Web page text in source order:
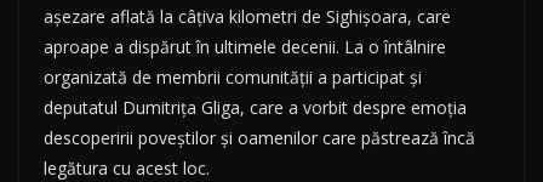
așezare aflată la câțiva kilometri de Sighișoara, care
aproape a dispărut în ultimele decenii. La o întâlnire
organizată de membrii comunității a participat și
deputatul Dumitrița Gliga, care a vorbit despre emoția
descoperirii poveștilor și oamenilor care păstrează încă
legătura cu acest loc.